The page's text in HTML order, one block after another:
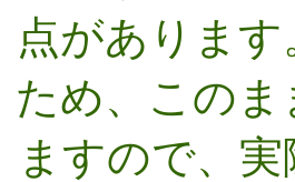
点がありま
ため、この
ますので、